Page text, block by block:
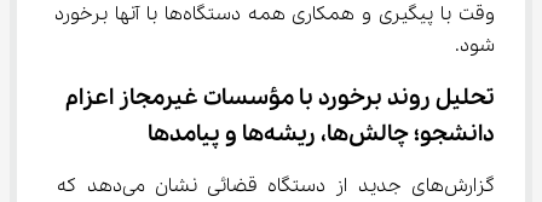
وقت با پیگیری و همکاری همه دستگاه‌ها با آنها برخورد
شود.
تحلیل روند برخورد با مؤسسات غیرمجاز اعزام
دانشجو؛ چالش‌ها، ریشه‌ها و پیامدها
گزارش‌های جدید از دستگاه قضائی نشان می‌دهد که